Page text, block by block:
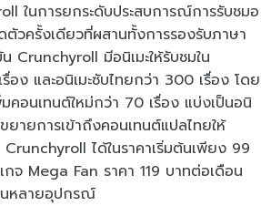
ในการยกระดับประสบการณ์การรับชมอ
ตัวครั้งเดียวที่ผสานทั้งการรองรับภาษา
Crunchyroll มีอนิเมะให้รับชมใน
อง และอนิเมะซับไทยกว่า 300 เรื่อง โดย
คอนเทนต์ใหม่กว่า 70 เรื่อง แบ่งเป็นอนิ
ยายการเข้าถึงคอนเทนต์แปลไทยให้
ได้ในราคาเริ่มต้นเพียง 99
Mega Fan ราคา 119 บาทต่อเดือน
นหลายอุปกรณ์